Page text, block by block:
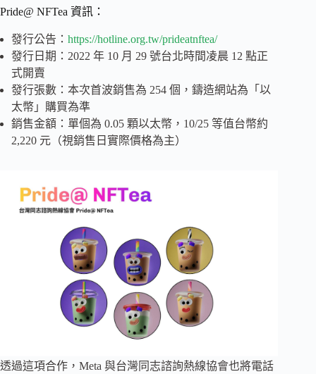
Pride@ NFTea 資訊：
發行公告： https://hotline.org.tw/prideatnftea/
發行日期：2022 年 10 月 29 號台北時間凌晨 12 點正
式開賣
發行張數：本次首波銷售為 254 個，鑄造網站為「以
太幣」購買為準
銷售金額：單個為 0.05 顆以太幣，10/25 等值台幣約
2,220 元（視銷售日實際價格為主）
透過這項合作，Meta 與台灣同志諮詢熱線協會也將電話